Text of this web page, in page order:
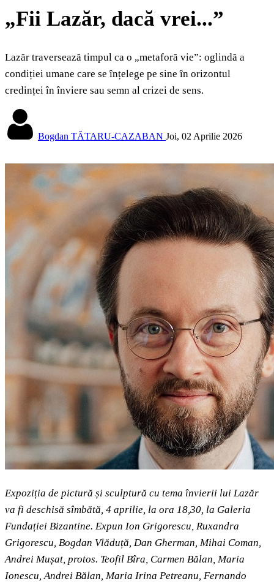
„Fii Lazăr, dacă vrei...”
Lazăr traversează timpul ca o „metaforă vie”: oglindă a
condiției umane care se înțelege pe sine în orizontul
credinței în înviere sau semn al crizei de sens.
Bogdan TĂTARU-CAZABAN Joi, 02 Aprilie 2026
Expoziția de pictură și sculptură cu tema învierii lui Lazăr
va fi deschisă sîmbătă, 4 aprilie, la ora 18,30, la Galeria
Fundației Bizantine. Expun Ion Grigorescu, Ruxandra
Grigorescu, Bogdan Vlăduță, Dan Gherman, Mihai Coman,
Andrei Mușat, protos. Teofil Bîra, Carmen Bălan, Maria
Ionescu, Andrei Bălan, Maria Irina Petreanu, Fernando